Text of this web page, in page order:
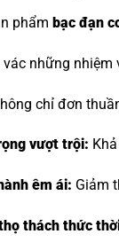
phẩm bạc đạn
vác những nhiệm
chỉ đơn
vượt trội:
êm ái: Giảm
thách thức